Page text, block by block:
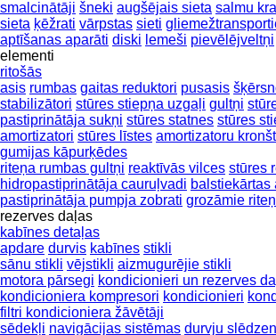
smalcinātāji šneki augšējais sieta salmu
sieta ķēžrati vārpstas sieti
aptīšanas aparāti diski lemeši pievēlējveltņi
elementi
ritošās
asis rumbas gaitas reduktori pusasis
stabilizātori stūres stiepņa uzgaļi gultņi
pastiprinātāja sukņi stūres statnes stūres
amortizatori stūres līstes amortizatoru
gumijas kāpurķēdes
riteņa rumbas gultņi reaktīvās vilces stūres
hidropastiprinātāja cauruļvadi balstiekārtas
pastiprinātāja pumpja zobrati grozāmie
rezerves daļas
kabīnes detaļas
apdare durvis kabīnes stikli
sānu stikli vējstikli aizmugurējie stikli
motora pārsegi kondicionieri un rezerves
kondicioniera kompresori kondicionieri
filtri kondicioniera žāvētāji
sēdekļi navigācijas sistēmas durvju